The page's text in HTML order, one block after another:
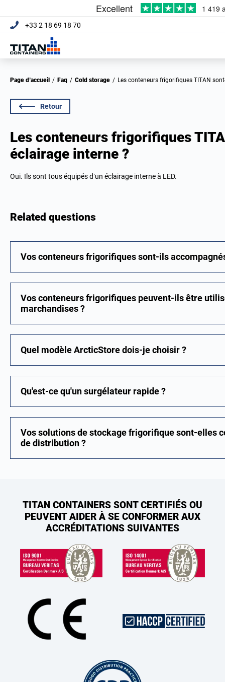
+33 2 18 69 18 70
Page d’accueil / Faq / Cold storage / Les conteneurs frigorifiques TITAN
Retour
Les conteneurs frigorifiques
éclairage interne ?
Oui. Ils sont tous équipés d’un éclairage interne à LED.
Related questions
Vos conteneurs frigorifiques sont-ils
Vos conteneurs frigorifiques peuvent-ils être
marchandises ?
Quel modèle ArcticStore dois-je choisir ?
Qu'est-ce qu'un surgélateur rapide ?
Vos solutions de stockage frigorifique sont-elles
de distribution ?
TITAN CONTAINERS SONT CERTIFIÉS OU
PEUVENT AIDER À SE CONFORMER AUX
ACCRÉDITATIONS SUIVANTES